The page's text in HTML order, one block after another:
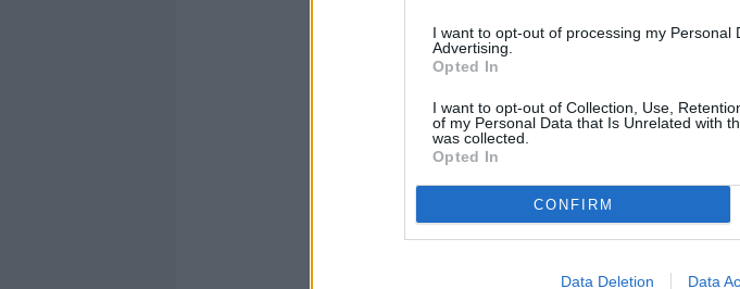
I want to opt-out of processing my Personal
Advertising.
Opted In
I want to opt-out of Collection, Use,
of my Personal Data that Is Unrelated with
was collected.
Opted In
CONFIRM
Data Deletion Data